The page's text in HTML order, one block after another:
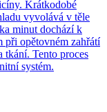
Krátkodobé
vyvolává v těle
minut dochází k
při opětovném zahřátí
tkání. Tento proces
systém.